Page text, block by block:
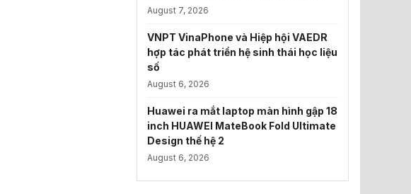
August 7, 2026
VNPT VinaPhone và Hiệp hội VAEDR
hợp tác phát triển hệ sinh thái học liệu
số
August 6, 2026
Huawei ra mắt laptop màn hình gập 18
inch HUAWEI MateBook Fold Ultimate
Design thế hệ 2
August 6, 2026